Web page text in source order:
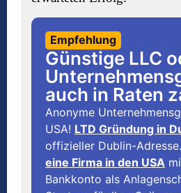
Empfehlung
Günstige LLC
auch in Raten
Anonyme
USA! LTD Gründung in
offizieller Dublin-Adresse.
eine Firma in den USA
Bankkonto als